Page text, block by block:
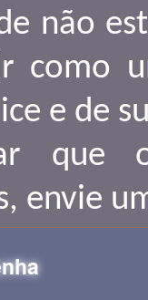
não
como
e de
que
envie